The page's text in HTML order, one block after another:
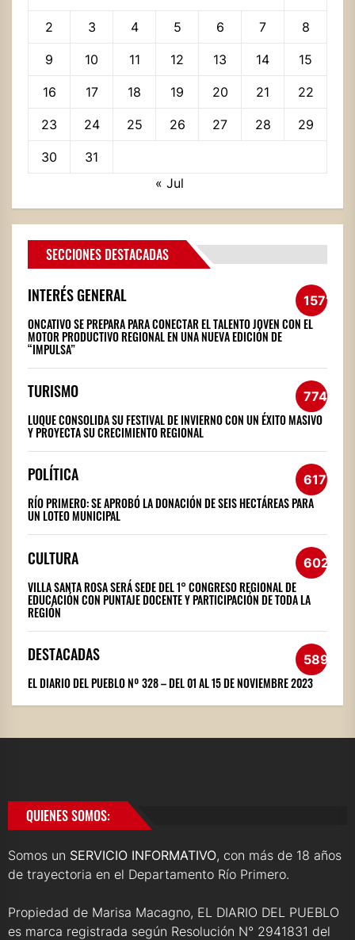
2 3 4 5 6 7 8
9 10 11 12 13 14 15
16 17 18 19 20 21 22
23 24 25 26 27 28 29
30
31
« Jul
SECCIONES DESTACADAS
INTERÉS GENERAL 1571
ONCATIVO SE PREPARA PARA CONECTAR EL TALENTO JOVEN CON EL
MOTOR PRODUCTIVO REGIONAL EN UNA NUEVA EDICIÓN DE
“IMPULSA”
TURISMO 774
LUQUE CONSOLIDA SU FESTIVAL DE INVIERNO CON UN ÉXITO MASIVO
Y PROYECTA SU CRECIMIENTO REGIONAL
POLÍTICA 617
RÍO PRIMERO: SE APROBÓ LA DONACIÓN DE SEIS HECTÁREAS PARA
UN LOTEO MUNICIPAL
CULTURA 602
VILLA SANTA ROSA SERÁ SEDE DEL 1° CONGRESO REGIONAL DE
EDUCACIÓN CON PUNTAJE DOCENTE Y PARTICIPACIÓN DE TODA LA
REGIÓN
DESTACADAS 589
EL DIARIO DEL PUEBLO Nº 328 – DEL 01 AL 15 DE NOVIEMBRE 2023
QUIENES SOMOS:
Somos un SERVICIO INFORMATIVO, con más de 18 años
de trayectoria en el Departamento Río Primero.
Propiedad de Marisa Macagno, EL DIARIO DEL PUEBLO
es marca registrada según Resolución N° 2941831 del